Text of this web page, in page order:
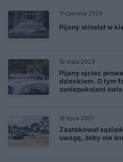
11 czerwca 2024
Pijany strzelał w
10 maja 2023
Pijany ojciec
dzieckiem. O tym
zaniepokojeni
19 lipca 2021
Zaatakował
uwagę, żeby nie